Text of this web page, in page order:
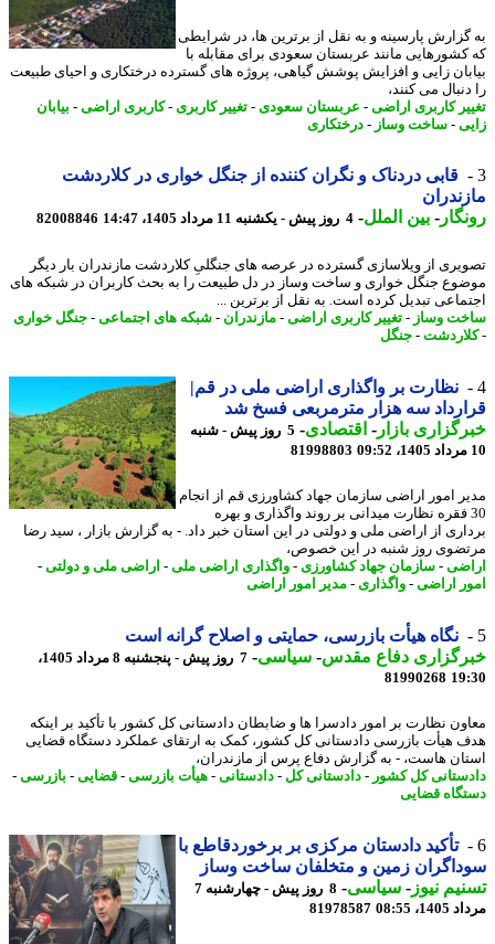
پارسینه و به نقل از برترین ها، در شرایطی
مانند عربستان سعودی برای مقابله با
زایی و افزایش پوشش گیاهی، پروژه های گسترده درختکاری و احیای طبیعت
می کنند،
کاربری اراضی -عربستان سعودی-تغییر کاربری - کاربری اراضی -بیابان
- ساخت وساز-درختکاری
قابی دردناک و نگران کننده از جنگل خواری در کلاردشت
-بین الملل-4 روز پیش - یکشنبه 11 مرداد 1405، 14:47 82008846
از ویلاسازی گسترده در عرصه های جنگلیِ کلاردشت مازندران بار دیگر
جنگل خواری و ساخت وساز در دل طبیعت را به بحث کاربران در شبکه های
تبدیل کرده است. به نقل از برترین ...
وساز-تغییر کاربری اراضی -مازندران- شبکه های اجتماعی-جنگل خواری
-جنگل
نظارت بر واگذاری اراضی ملی در قم|
سه هزار مترمربعی فسخ شد
بازار- اقتصادی- 5 روز پیش - شنبه
81998803
امور اراضی سازمان جهاد کشاورزی قم از انجام
فقره نظارت میدانی بر روند واگذاری و بهره
از اراضی ملی و دولتی در این استان خبر داد. - به گزارش بازار ، سید رضا
روز شنبه در این خصوص،
-سازمان جهاد کشاورزی- واگذاری اراضی ملی -اراضی ملی و دولتی-
اراضی -واگذاری- مدیر امور اراضی
نگاه هیأت بازرسی، حمایتی و اصلاح گرانه است
دفاع مقدس-سیاسی-
7 روز پیش - پنجشنبه 8 مرداد 1405،
81990268
نظارت بر امور دادسرا ها و ضابطان دادستانی کل کشور با تأکید بر اینکه
هیأت بازرسی دادستانی کل کشور، کمک به ارتقای عملکرد دستگاه قضایی
هاست، - به گزارش دفاع پرس از مازندران،
کل کشور-دادستانی کل-دادستانی-هیأت بازرسی -قضایی-بازرسی -
قضایی
تأکید دادستان مرکزی بر برخوردقاطع با
زمین و متخلفان ساخت وساز
نیوز-سیاسی-
8 روز پیش - چهارشنبه 7
08:55
81978587